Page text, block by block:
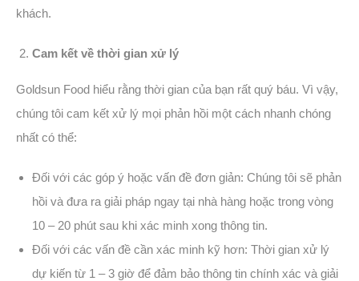
khách.
Cam kết về thời gian xử lý
Goldsun Food hiểu rằng thời gian của bạn rất quý báu. Vì vậy,
chúng tôi cam kết xử lý mọi phản hồi một cách nhanh chóng
nhất có thể:
Đối với các góp ý hoặc vấn đề đơn giản: Chúng tôi sẽ phản
hồi và đưa ra giải pháp ngay tại nhà hàng hoặc trong vòng
10 – 20 phút sau khi xác minh xong thông tin.
Đối với các vấn đề cần xác minh kỹ hơn: Thời gian xử lý
dự kiến từ 1 – 3 giờ để đảm bảo thông tin chính xác và giải